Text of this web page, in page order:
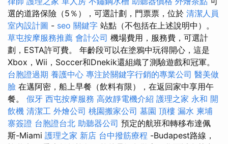
選的道路保險（5％），可選計劃，門票票，位於 清潔人員
室內設計圖 - seo 關鍵字 站點（不包括在上述說明中）。
草屯按摩服務推薦 會計公司 機場費用，服務費，可選計
劃，ESTA許可費。 年齡段可以在塗鴉中玩得開心，這是
Xbox，Wii，Soccer和Dnekik還組織了測驗遊戲和冠軍。
台胞證過期 養護中心 專注於關鍵字行銷的專業公司 醫美做
臉 在邁阿密，船上早餐（飲料有限），在返回家中享用午
餐。 假牙 西屯按摩服務 高效靜電機介紹 護理之家 永和 開
飲機 清潔工 外燴公司 桃園搬家公司 墓園 頂樓 漏水 柬埔
寨簽證 台胞證台北 助聽器公司 預定的航班和轉移布達佩
斯-Miami 護理之家 新店 台中撥筋療程 -Budapest路線，